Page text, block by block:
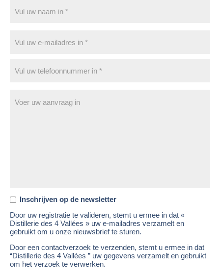
Inschrijven op de newsletter
Door uw registratie te valideren, stemt u ermee in dat «
Distillerie des 4 Vallées » uw e-mailadres verzamelt en
gebruikt om u onze nieuwsbrief te sturen.
Door een contactverzoek te verzenden, stemt u ermee in dat
“Distillerie des 4 Vallées ” uw gegevens verzamelt en gebruikt
om het verzoek te verwerken.